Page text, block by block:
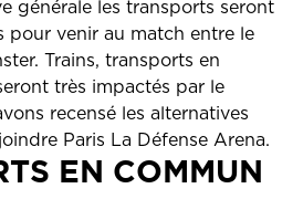
générale les transports seront
pour venir au match entre le
Trains, transports en
très impactés par le
recensé les alternatives
Paris La Défense Arena.
EN COMMUN